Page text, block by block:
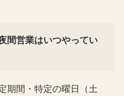
間営業はいつやってい
期間・特定の曜日（土